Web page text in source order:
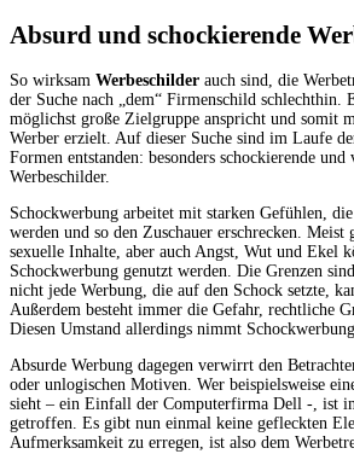
Absurd und schockierende
So wirksam Werbeschilder auch sind, die
der Suche nach „dem“ Firmenschild schlechthin.
möglichst große Zielgruppe anspricht und somit
Werber erzielt. Auf dieser Suche sind im Laufe
Formen entstanden: besonders schockierende
Werbeschilder.
Schockwerbung arbeitet mit starken Gefühlen,
werden und so den Zuschauer erschrecken. Meist
sexuelle Inhalte, aber auch Angst, Wut und Ekel
Schockwerbung genutzt werden. Die Grenzen
nicht jede Werbung, die auf den Schock setzte,
Außerdem besteht immer die Gefahr, rechtliche
Diesen Umstand allerdings nimmt
Absurde Werbung dagegen verwirrt den
oder unlogischen Motiven. Wer beispielsweise
sieht – ein Einfall der Computerfirma Dell -, ist
getroffen. Es gibt nun einmal keine gefleckten
Aufmerksamkeit zu erregen, ist also dem